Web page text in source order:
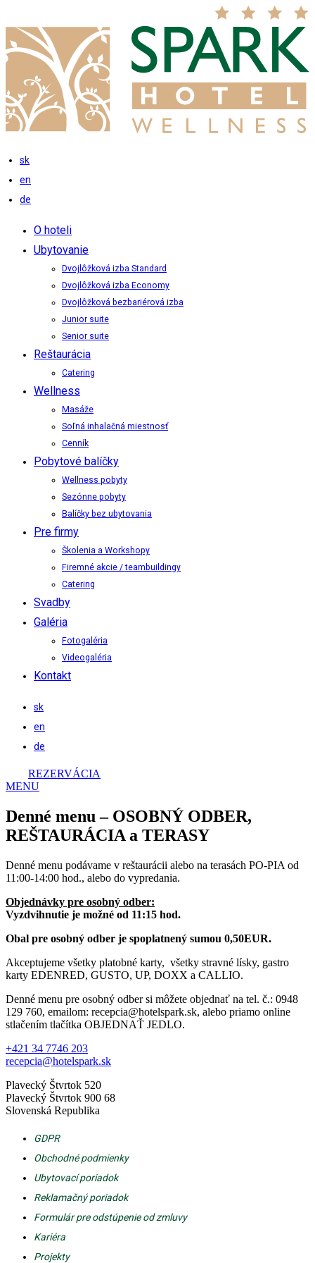
sk
en
de
O hoteli
Ubytovanie
Dvojlôžková izba Standard
Dvojlôžková izba Economy
Dvojlôžková bezbariérová izba
Junior suite
Senior suite
Reštaurácia
Catering
Wellness
Masáže
Soľná inhalačná miestnosť
Cenník
Pobytové balíčky
Wellness pobyty
Sezónne pobyty
Balíčky bez ubytovania
Pre firmy
Školenia a Workshopy
Firemné akcie / teambuildingy
Catering
Svadby
Galéria
Fotogaléria
Videogaléria
Kontakt
sk
en
de
REZERVÁCIA
MENU
Denné menu – OSOBNÝ ODBER,
REŠTAURÁCIA a TERASY
Denné menu podávame v reštaurácii alebo na terasách PO-PIA od
11:00-14:00 hod., alebo do vypredania.
Objednávky pre osobný odber:
Vyzdvihnutie je možné od 11:15 hod.
Obal pre osobný odber je spoplatnený sumou 0,50EUR.
Akceptujeme všetky platobné karty, všetky stravné lísky, gastro
karty EDENRED, GUSTO, UP, DOXX a CALLIO.
Denné menu pre osobný odber si môžete objednať na tel. č.: 0948
129 760, emailom: recepcia@hotelspark.sk, alebo priamo online
stlačením tlačítka OBJEDNAŤ JEDLO.
+421 34 7746 203
recepcia@hotelspark.sk
Plavecký Štvrtok 520
Plavecký Štvrtok 900 68
Slovenská Republika
GDPR
Obchodné podmienky
Ubytovací poriadok
Reklamačný poriadok
Formulár pre odstúpenie od zmluvy
Kariéra
Projekty